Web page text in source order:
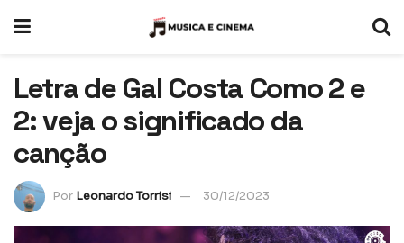
Letra de Gal Costa Como 2 e
2: veja o significado da
canção
Por Leonardo Torrisi 30/12/2023